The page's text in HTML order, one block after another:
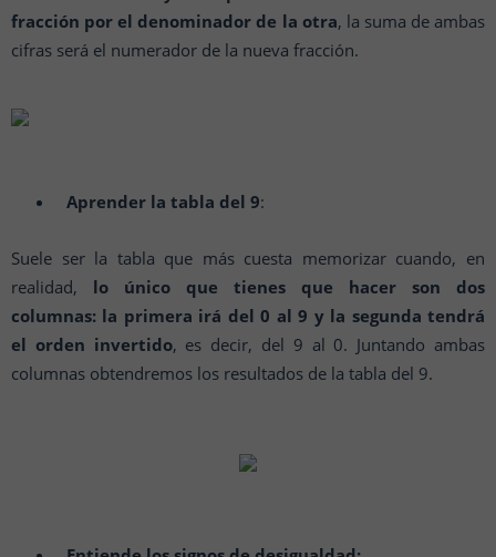
fracción por el denominador de la otra, la suma de ambas
cifras será el numerador de la nueva fracción.
Aprender la tabla del 9:
Suele ser la tabla que más cuesta memorizar cuando, en
realidad, lo único que tienes que hacer son dos
columnas: la primera irá del 0 al 9 y la segunda tendrá
el orden invertido, es decir, del 9 al 0. Juntando ambas
columnas obtendremos los resultados de la tabla del 9.